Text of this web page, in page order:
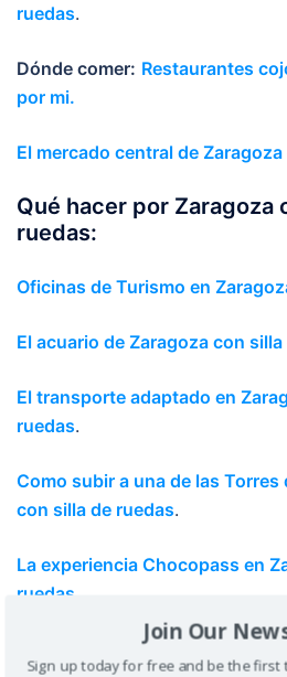
ruedas.
Dónde comer: Restaurantes
por mi.
El mercado central de
Qué hacer por Zaragoza
ruedas:
Oficinas de Turismo en
El acuario de Zaragoza con
El transporte adaptado en
ruedas.
Como subir a una de las Torres
con silla de ruedas.
La experiencia Chocopass en
ruedas
Las catedrales de Zaragoza
Join Our
Sign up today for free and be the